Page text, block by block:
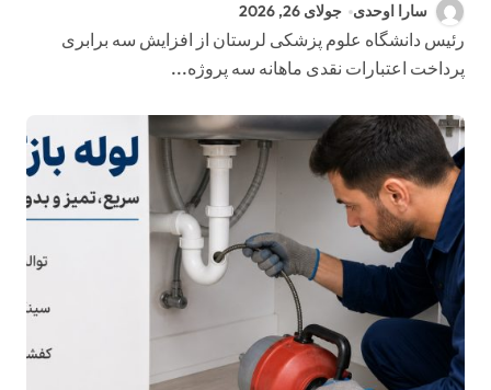
سارا اوحدی جولای 26, 2026
رئیس دانشگاه علوم پزشکی لرستان از افزایش سه برابری
پرداخت اعتبارات نقدی ماهانه سه پروژه...